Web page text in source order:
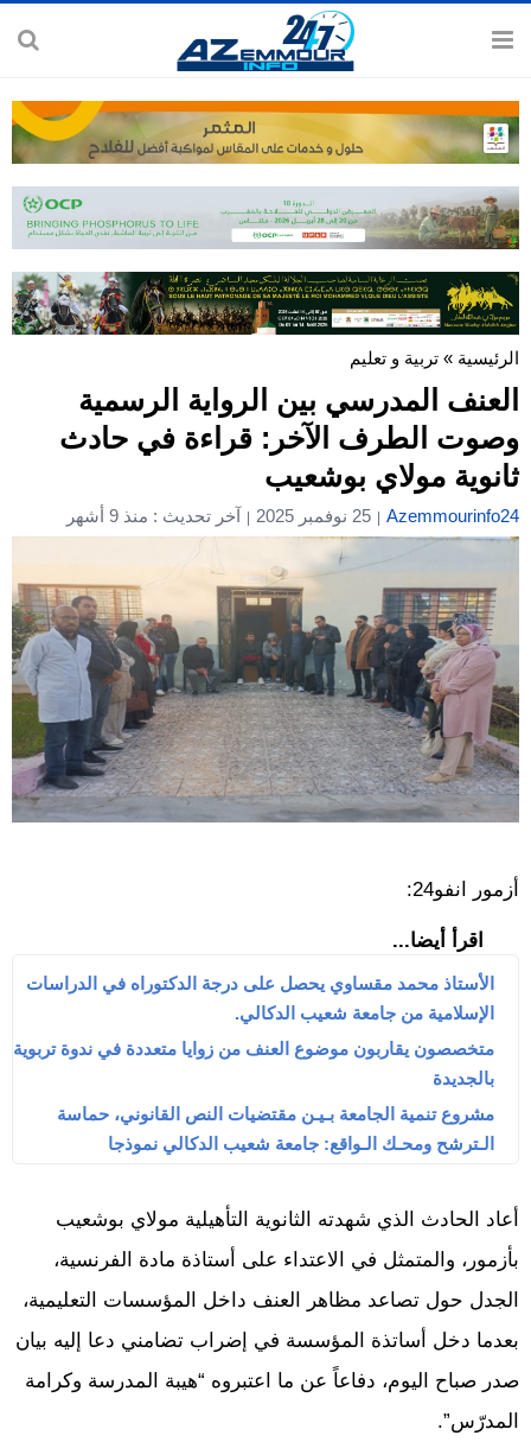
الرئيسية » تربية و تعليم
العنف المدرسي بين الرواية الرسمية
وصوت الطرف الآخر: قراءة في حادث
ثانوية مولاي بوشعيب
Azemmourinfo24 25 نوفمبر 2025 آخر تحديث : منذ 9 أشهر
أزمور انفو24:
اقرأ أيضا...
الأستاذ محمد مقساوي يحصل على درجة الدكتوراه في الدراسات
الإسلامية من جامعة شعيب الدكالي.
متخصصون يقاربون موضوع العنف من زوايا متعددة في ندوة تربوية
بالجديدة
مشروع تنمية الجامعة بـيـن مقتضيات النص القانوني، حماسة
الـترشح ومحـك الـواقع: جامعة شعيب الدكالي نموذجا
أعاد الحادث الذي شهدته الثانوية التأهيلية مولاي بوشعيب
بأزمور، والمتمثل في الاعتداء على أستاذة مادة الفرنسية،
الجدل حول تصاعد مظاهر العنف داخل المؤسسات التعليمية،
بعدما دخل أساتذة المؤسسة في إضراب تضامني دعا إليه بيان
صدر صباح اليوم، دفاعاً عن ما اعتبروه “هيبة المدرسة وكرامة
المدرّس”.